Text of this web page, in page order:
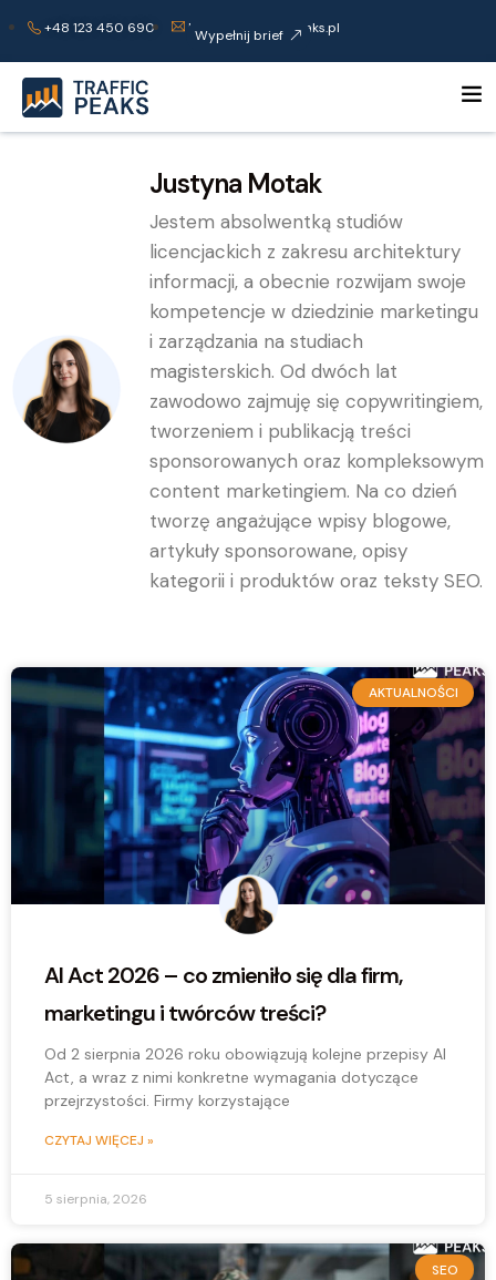
+48 123 450 690 kontakt@trafficpeaks.pl
Wypełnij brief
Justyna Motak
Jestem absolwentką studiów
licencjackich z zakresu architektury
informacji, a obecnie rozwijam swoje
kompetencje w dziedzinie marketingu
i zarządzania na studiach
magisterskich. Od dwóch lat
zawodowo zajmuję się copywritingiem,
tworzeniem i publikacją treści
sponsorowanych oraz kompleksowym
content marketingiem. Na co dzień
tworzę angażujące wpisy blogowe,
artykuły sponsorowane, opisy
kategorii i produktów oraz teksty SEO.
AKTUALNOŚCI
AI Act 2026 – co zmieniło się dla firm,
marketingu i twórców treści?
Od 2 sierpnia 2026 roku obowiązują kolejne przepisy AI
Act, a wraz z nimi konkretne wymagania dotyczące
przejrzystości. Firmy korzystające
CZYTAJ WIĘCEJ »
5 sierpnia, 2026
SEO